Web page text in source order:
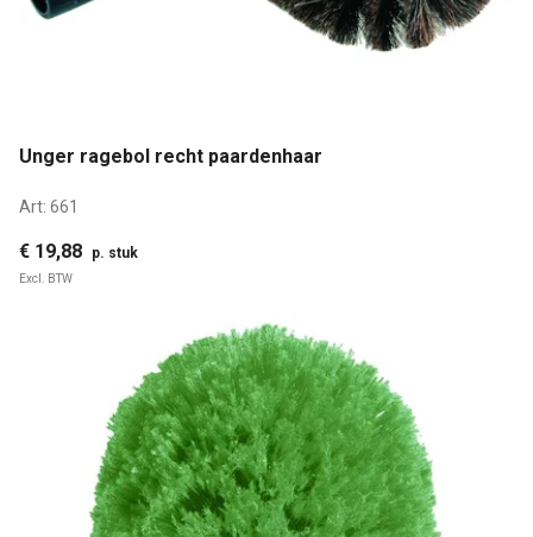
Unger ragebol recht paardenhaar
Art: 661
€ 19,88 p. stuk
Excl. BTW